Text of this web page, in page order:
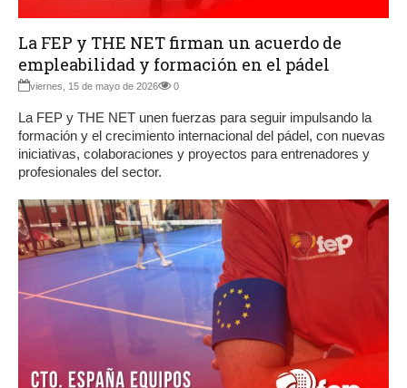
La FEP y THE NET firman un acuerdo de
empleabilidad y formación en el pádel
viernes, 15 de mayo de 2026 0
La FEP y THE NET unen fuerzas para seguir impulsando la
formación y el crecimiento internacional del pádel, con nuevas
iniciativas, colaboraciones y proyectos para entrenadores y
profesionales del sector.